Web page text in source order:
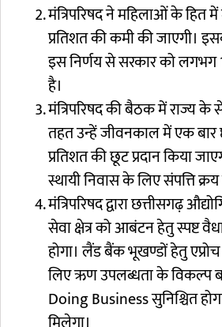
मंत्रिपरिषद ने महिलाओं के हित
प्रतिशत की कमी की जाएगी।
इस निर्णय से सरकार को लगभग
है।
मंत्रिपरिषद की बैठक में राज्य
तहत उन्हें जीवनकाल में एक
प्रतिशत की छूट प्रदान किया
स्थायी निवास के लिए संपत्ति
मंत्रिपरिषद द्वारा छत्तीसगढ़
सेवा क्षेत्र को आबंटन हेतु स्पष्ट
होगा। लैंड बैंक भूखण्डों हेतु
लिए ऋण उपलब्धता के विकल्प
Doing Business सुनिश्चित